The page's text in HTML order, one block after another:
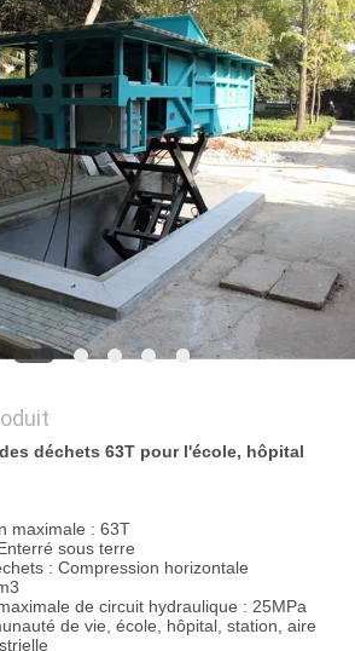
déchets 63T pour l'école, hôpital
maximale : 63T
sous terre
: Compression horizontale
de circuit hydraulique : 25MPa
de vie, école, hôpital, station, aire